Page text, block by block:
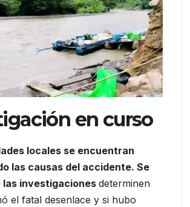
en curso
locales se encuentran
las causas del accidente. Se
las investigaciones determinen
el fatal desenlace y si hubo